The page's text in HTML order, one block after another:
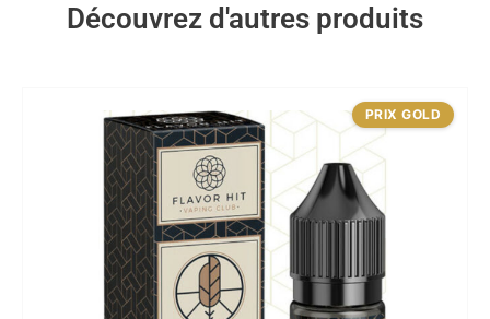
Découvrez d'autres produits
PRIX GOLD